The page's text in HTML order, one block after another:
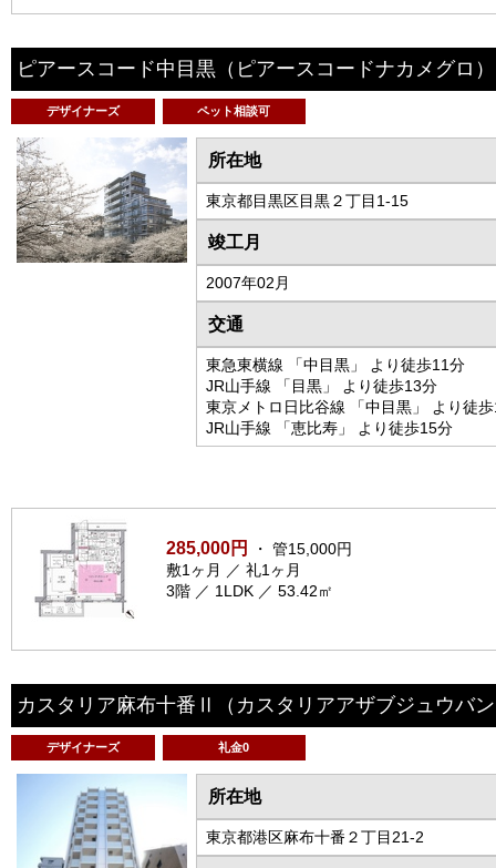
ピアースコード中目黒 （ピアースコードナカメグロ）
デザイナーズ ペット相談可
所在地
東京都目黒区目黒２丁目1-15
竣工月
2007年02月
交通
東急東横線 「中目黒」 より徒歩11分
JR山手線 「目黒」 より徒歩13分
東京メトロ日比谷線 「中目黒」 より徒
JR山手線 「恵比寿」 より徒歩15分
285,000円
・ 管15,000円
敷1ヶ月 ／ 礼1ヶ月
3階 ／ 1LDK ／ 53.42㎡
カスタリア麻布十番Ⅱ （カスタリアアザブジュウバ
デザイナーズ 礼金0
所在地
東京都港区麻布十番２丁目21-2